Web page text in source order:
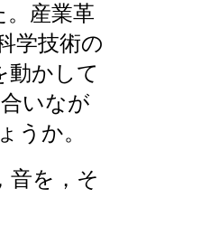
産業革
学技術の
動かして
いなが
うか。
音を，そ